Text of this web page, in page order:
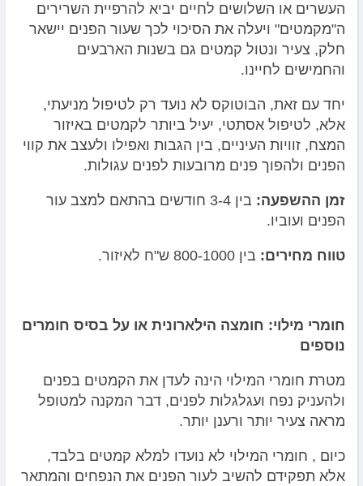
העשרים או השלושים לחיים יביא להרפיית השרירים
ה"מקמטים" ויעלה את הסיכוי לכך שעור הפנים ​יישאר
חלק, צעיר ונטול קמטים גם בשנות הארבעים
והחמישים לחיינו.
יחד עם זאת, הבוטוקס לא נועד רק לטיפול מניעתי,
אלא, לטיפול אסתטי, יעיל ביותר לקמטים באיזור
המצח, זוויות העיניים, בין הגבות ואפילו ולעצב את קווי
הפנים ולהפוך פנים מרובעות לפנים עגולות.
זמן ההשפעה:
בין 3-4 חודשים בהתאם למצב עור
הפנים ועוביו.
טווח מחירים: בין 800-1000 ש"ח לאיזור.
חומרי מילוי: חומצה הילארונית או על בסיס חומרים
נוספים
מטרת חומרי המילוי הינה לעדן את הקמטים בפנים
ולהעניק נפח ועגלגלות לפנים, דבר המקנה למטופל
מראה צעיר יותר ורענן יותר.
כיום , חומרי המילוי לא נועדו למלא קמטים בלבד,
אלא תפקידם להשיב לעור הפנים את הנפחים והמתאר